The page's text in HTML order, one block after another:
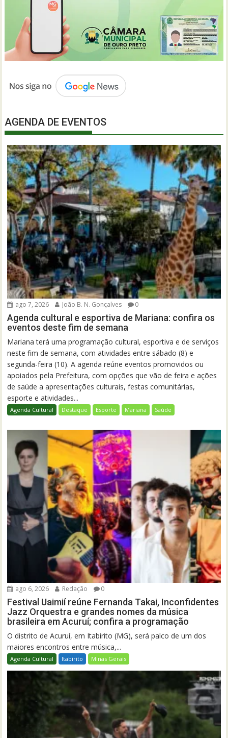
AGENDA DE EVENTOS
ago 7, 2026 João B. N. Gonçalves 0
Agenda cultural e esportiva de Mariana: confira os
eventos deste fim de semana
Mariana terá uma programação cultural, esportiva e de serviços
neste fim de semana, com atividades entre sábado (8) e
segunda-feira (10). A agenda reúne eventos promovidos ou
apoiados pela Prefeitura, com opções que vão de feira e ações
de saúde a apresentações culturais, festas comunitárias,
esporte e atividades...
Agenda Cultural Destaque Esporte Mariana Saúde
ago 6, 2026 Redação 0
Festival Uaimií reúne Fernanda Takai, Inconfidentes
Jazz Orquestra e grandes nomes da música
brasileira em Acuruí; confira a programação
O distrito de Acuruí, em Itabirito (MG), será palco de um dos
maiores encontros entre música,...
Agenda Cultural Itabirito Minas Gerais